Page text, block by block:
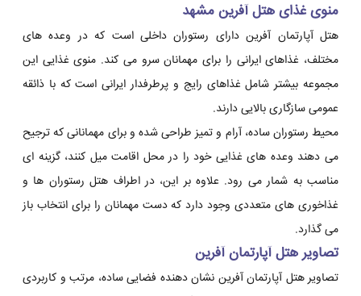
منوی غذای هتل آفرین مشهد
هتل آپارتمان آفرین دارای رستوران داخلی است که در وعده های
مختلف، غذاهای ایرانی را برای مهمانان سرو می کند. منوی غذایی این
مجموعه بیشتر شامل غذاهای رایج و پرطرفدار ایرانی است که با ذائقه
عمومی سازگاری بالایی دارند.
محیط رستوران ساده، آرام و تمیز طراحی شده و برای مهمانانی که ترجیح
می دهند وعده های غذایی خود را در محل اقامت میل کنند، گزینه ای
مناسب به شمار می رود. علاوه بر این، در اطراف هتل رستوران ها و
غذاخوری های متعددی وجود دارد که دست مهمانان را برای انتخاب باز
می گذارد.
تصاویر هتل آپارتمان آفرین
تصاویر هتل آپارتمان آفرین نشان دهنده فضایی ساده، مرتب و کاربردی